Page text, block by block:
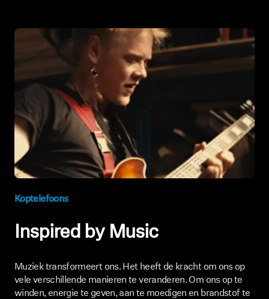
Koptelefoons
Inspired by Music
Muziek transformeert ons. Het heeft de kracht om ons op
vele verschillende manieren te veranderen. Om ons op te
winden, energie te geven, aan te moedigen en brandstof te